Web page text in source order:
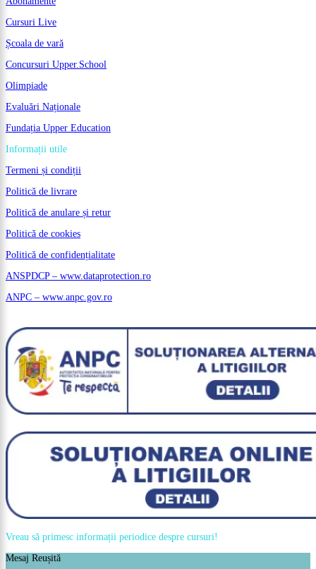
Cursuri Live
Școala de vară
Concursuri Upper.School
Olimpiade
Evaluări Naționale
Fundația Upper Education
Informații utile
Termeni și condiții
Politică de livrare
Politică de anulare și retur
Politică de cookies
Politică de confidențialitate
ANSPDCP – www.dataprotection.ro
ANPC – www.anpc.gov.ro
Vreau să primesc informații periodice despre cursuri!
Mesaj Reușită